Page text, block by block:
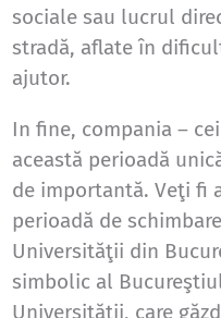
sociale sau lucrul
stradă, aflate în
ajutor.
In fine, compania –
această perioadă
de importantă. Veţi fi
perioadă de
Universităţii din
simbolic al
Universităţii, care